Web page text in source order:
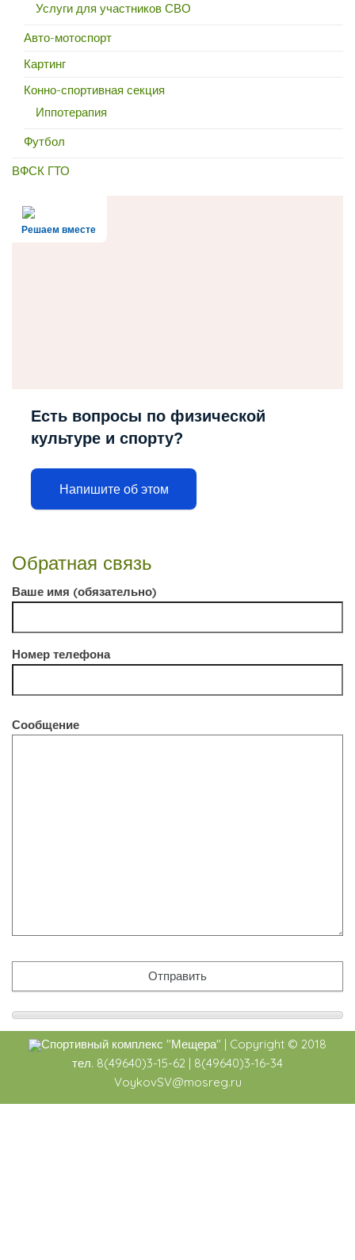
Услуги для участников СВО
Авто-мотоспорт
Картинг
Конно-спортивная секция
Иппотерапия
Футбол
ВФСК ГТО
Решаем вместе
Есть вопросы по физической
культуре и спорту?
Напишите об этом
Обратная связь
Ваше имя (обязательно)
Номер телефона
Сообщение
Спортивный комплекс "Мещера" | Copyright © 2018
тел. 8(49640)3-15-62 | 8(49640)3-16-34
VoykovSV@mosreg.ru